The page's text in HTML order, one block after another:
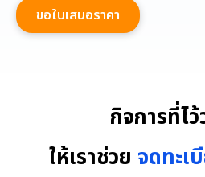
ขอใบเสนอราคา
กิจการที่ไว้
ให้เราช่วย จดทะ